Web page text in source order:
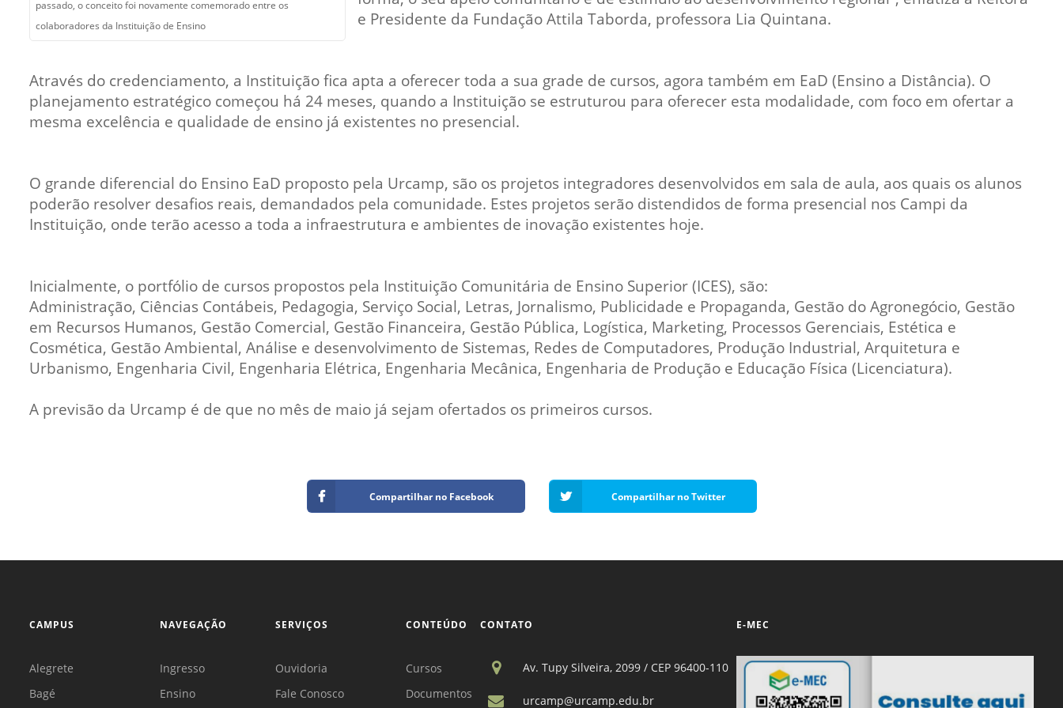
de Zoologia
de Botânica
Normas Laboratório
Institucional URCAMP
passado, o conceito foi novamente comemorado entre os
colaboradores da Instituição de Ensino
e Presidente da Fundação Attila Taborda, professora Lia Quintana.
Através do credenciamento, a Instituição fica apta a oferecer toda a sua grade de cursos, agora também em EaD (Ensino a Distância). O
planejamento estratégico começou há 24 meses, quando a Instituição se estruturou para oferecer esta modalidade, com foco em ofertar a
mesma excelência e qualidade de ensino já existentes no presencial.
O grande diferencial do Ensino EaD proposto pela Urcamp, são os projetos integradores desenvolvidos em sala de aula, aos quais os alunos
poderão resolver desafios reais, demandados pela comunidade. Estes projetos serão distendidos de forma presencial nos Campi da
Instituição, onde terão acesso a toda a infraestrutura e ambientes de inovação existentes hoje.
Inicialmente, o portfólio de cursos propostos pela Instituição Comunitária de Ensino Superior (ICES), são:
Administração, Ciências Contábeis, Pedagogia, Serviço Social, Letras, Jornalismo, Publicidade e Propaganda, Gestão do Agronegócio, Gestão
em Recursos Humanos, Gestão Comercial, Gestão Financeira, Gestão Pública, Logística, Marketing, Processos Gerenciais, Estética e
Cosmética, Gestão Ambiental, Análise e desenvolvimento de Sistemas, Redes de Computadores, Produção Industrial, Arquitetura e
Urbanismo, Engenharia Civil, Engenharia Elétrica, Engenharia Mecânica, Engenharia de Produção e Educação Física (Licenciatura).
A previsão da Urcamp é de que no mês de maio já sejam ofertados os primeiros cursos.
Compartilhar no Facebook Compartilhar no Twitter
CAMPUS
Alegrete
Bagé
NAVEGAÇÃO
Ingresso
Ensino
SERVIÇOS
Ouvidoria
Fale Conosco
CONTEÚDO
Cursos
Documentos
CONTATO
Av. Tupy Silveira, 2099 / CEP 96400-110
urcamp@urcamp.edu.br
E-MEC